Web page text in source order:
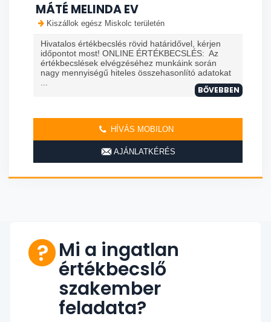
MÁTÉ MELINDA EV
Kiszállok egész Miskolc területén
Hivatalos értékbecslés rövid határidővel, kérjen
időpontot most! ONLINE ÉRTÉKBECSLÉS: Az
értékbecslések elvégzéséhez munkáink során
nagy mennyiségű hiteles összehasonlító adatokat
BŐVEBBEN
HÍVÁS MOBILON
AJÁNLATKÉRÉS
Mi a ingatlan
értékbecslő
szakember
feladata?